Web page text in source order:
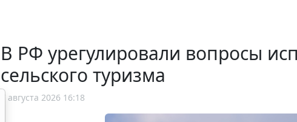
В РФ урегулировали вопросы
сельского туризма
7 августа 2026 16:18